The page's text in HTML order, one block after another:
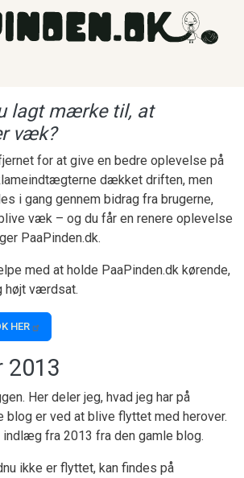
lagt mærke til, at
væk?
for at give en bedre oplevelse på
dækket driften, men
i gang gennem bidrag fra brugerne,
væk – og du får en renere oplevelse
PaaPinden.dk.
med at holde PaaPinden.dk kørende,
højt værdsat.
HER
2013
Her deler jeg, hvad jeg har på
blog er ved at blive flyttet med herover.
indlæg fra 2013 fra den gamle blog.
ikke er flyttet, kan findes på